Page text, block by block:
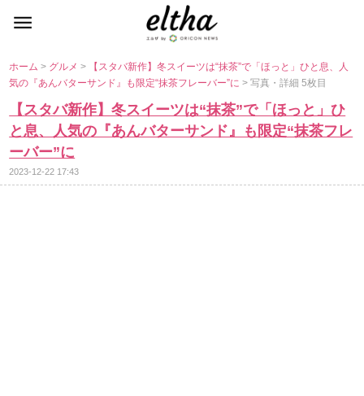
ホーム> グルメ>
【スタバ新作】冬スイーツは“抹茶”で「ほっと」ひと息、人
気の『あんバターサンド』も限定“抹茶フレーバー”に> 写真・詳細 5枚目
【スタバ新作】冬スイーツは“抹茶”で「ほっと」ひ
と息、人気の『あんバターサンド』も限定“抹茶フレ
ーバー”に
2023-12-22 17:43